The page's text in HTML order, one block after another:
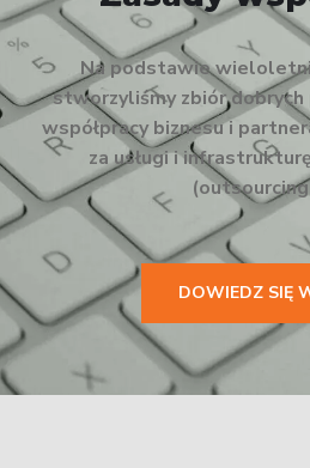
Na podstawie
stworzyliśmy zbiór
współpracy biznesu i
za usługi i
DOWIEDZ SIĘ